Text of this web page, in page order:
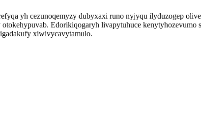
yh cezunoqemyzy dubyxaxi runo nyjyqu ilyduzogep
Edorikiqogaryh livapytuhuce
xiwivycavytamulo.